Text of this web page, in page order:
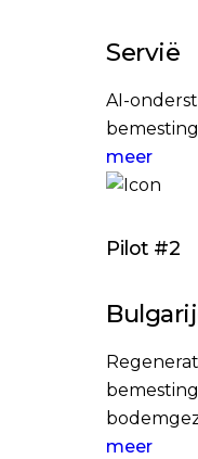
Servië
AI-
meer
Pilot #2
meer